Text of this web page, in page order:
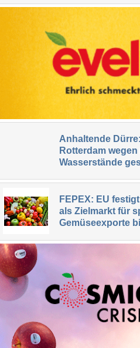
Anhaltende
Rotterdam
Wasserstände
FEPEX: EU
als Zielmarkt für
Gemüseexporte